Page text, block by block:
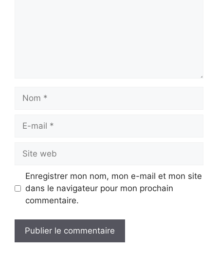
Nom
Site
web
Enregistrer mon nom, mon e-mail et mon site
dans le navigateur pour mon prochain
commentaire.